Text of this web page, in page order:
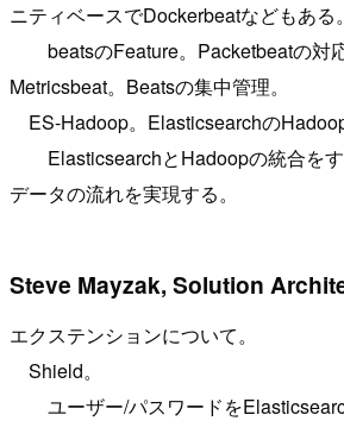
ニティベースでDockerbeatなどもある。
beatsのFeature。Packetbeatの対応
Metricsbeat。Beatsの集中管理。
ES-Hadoop。ElasticsearchのHadoop
ElasticsearchとHadoopの統合をす
データの流れを実現する。
Steve Mayzak, Solution
エクステンションについて。
Shield。
ユーザー/パスワードを